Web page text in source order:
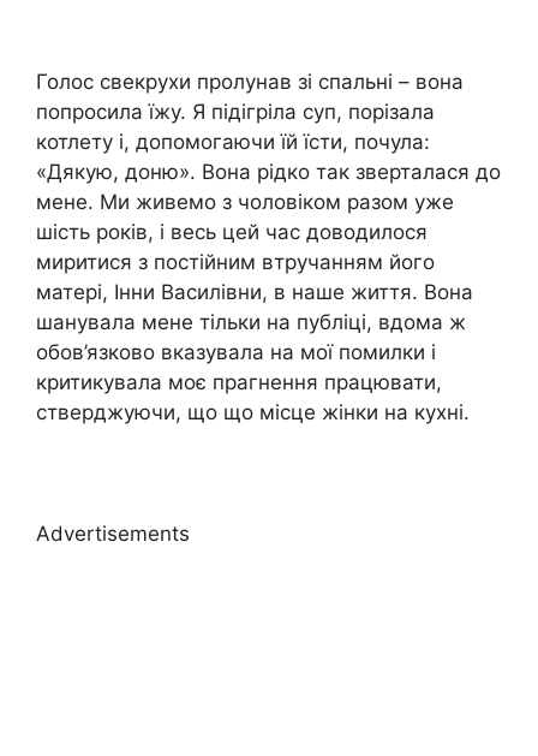
Голос свекрухи пролунав зі спальні – вона
попросила їжу. Я підігріла суп, порізала
котлету і, допомогаючи їй їсти, почула:
«Дякую, доню». Вона рідко так зверталася до
мене. Ми живемо з чоловіком разом уже
шість років, і весь цей час доводилося
миритися з постійним втручанням його
матері, Інни Василівни, в наше життя. Вона
шанувала мене тільки на публіці, вдома ж
обов’язково вказувала на мої помилки і
критикувала моє прагнення працювати,
стверджуючи, що що місце жінки на кухні.
Advertisements